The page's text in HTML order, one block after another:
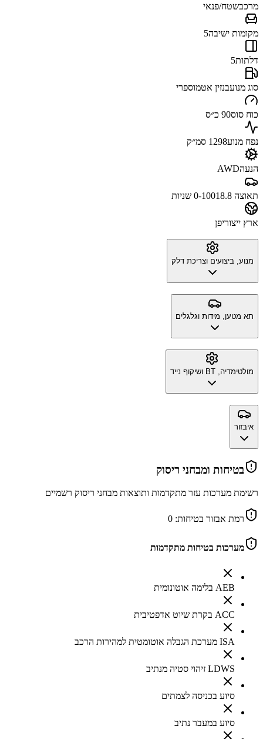
מרכבשטח/פנאי
מקומות ישיבה5
דלתות5
סוג מנועבנזין אטמוספרי
כוח סוס90 כ״ס
נפח מנוע1298 סמ״ק
הנעהAWD
תאוצה 0-100 18.8 שניות
ארץ ייצוריפן
מנוע, ביצועים וצריכת דלק
תא מטען, מידות וגלגלים
מולטימדיה, BT ושיקוף נייד
איבזור
בטיחות ומבחני ריסוק
רשימת מערכות עזר מתקדמות ותוצאות מבחני ריסוק רשמיים
רמת אבזור בטיחות: 0
מערכות בטיחות מתקדמות
AEB בלימה אוטונומית
ACC בקרת שיוט אדפטיבית
ISA מערכת הגבלה אוטומטית למהירות הרכב
LDWS זיהוי סטיה מנתיב
סיוע בכניסה לצמתים
סיוע במעבר נתיב